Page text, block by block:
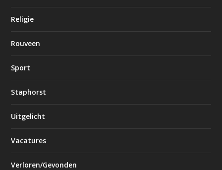
Religie
Rouveen
Sport
Staphorst
Uitgelicht
Vacatures
Verloren/Gevonden